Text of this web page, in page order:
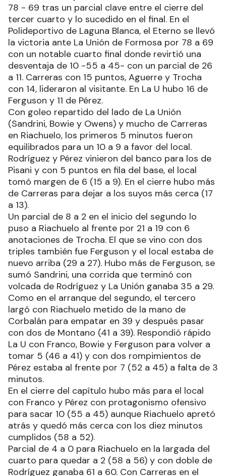
78 - 69 tras un parcial clave entre el cierre del
tercer cuarto y lo sucedido en el final. En el
Polideportivo de Laguna Blanca, el Eterno se llevó
la victoria ante La Unión de Formosa por 78 a 69
con un notable cuarto final donde revirtió una
desventaja de 10 -55 a 45- con un parcial de 26
a 11. Carreras con 15 puntos, Aguerre y Trocha
con 14, lideraron al visitante. En La U hubo 16 de
Ferguson y 11 de Pérez.
Con goleo repartido del lado de La Unión
(Sandrini, Bowie y Owens) y mucho de Carreras
en Riachuelo, los primeros 5 minutos fueron
equilibrados para un 10 a 9 a favor del local.
Rodríguez y Pérez vinieron del banco para los de
Pisani y con 5 puntos en fila del base, el local
tomó margen de 6 (15 a 9). En el cierre hubo más
de Carreras para dejar a los suyos más cerca (17
a 13).
Un parcial de 8 a 2 en el inicio del segundo lo
puso a Riachuelo al frente por 21 a 19 con 6
anotaciones de Trocha. El que se vino con dos
triples también fue Ferguson y el local estaba de
nuevo arriba (29 a 27). Hubo más de Ferguson, se
sumó Sandrini, una corrida que terminó con
volcada de Rodríguez y La Unión ganaba 35 a 29.
Como en el arranque del segundo, el tercero
largó con Riachuelo metido de la mano de
Corbalán para empatar en 39 y después pasar
con dos de Montano (41 a 39). Respondió rápido
La U con Franco, Bowie y Ferguson para volver a
tomar 5 (46 a 41) y con dos rompimientos de
Pérez estaba al frente por 7 (52 a 45) a falta de 3
minutos.
En el cierre del capítulo hubo más para el local
con Franco y Pérez con protagonismo ofensivo
para sacar 10 (55 a 45) aunque Riachuelo apretó
atrás y quedó más cerca con los diez minutos
cumplidos (58 a 52).
Parcial de 4 a 0 para Riachuelo en la largada del
cuarto para quedar a 2 (58 a 56) y con doble de
Rodríguez ganaba 61 a 60. Con Carreras en el